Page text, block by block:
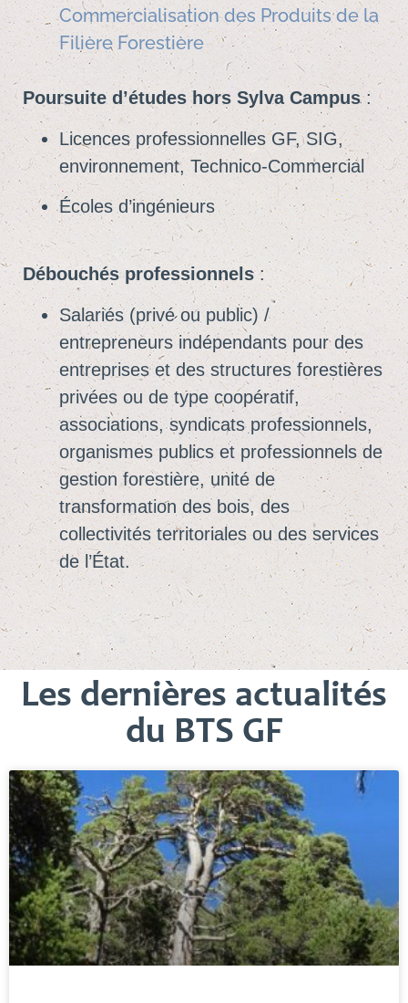
Commercialisation des Produits de la
Filière Forestière
Poursuite d’études hors Sylva Campus:
Licences professionnelles GF, SIG,
environnement, Technico-Commercial
Écoles d’ingénieurs
Débouchés professionnels:
Salariés (privé ou public) /
entrepreneurs indépendants pour des
entreprises et des structures forestières
privées ou de type coopératif,
associations, syndicats professionnels,
organismes publics et professionnels de
gestion forestière, unité de
transformation des bois, des
collectivités territoriales ou des services
de l’État.
Les dernières actualités
du BTS GF